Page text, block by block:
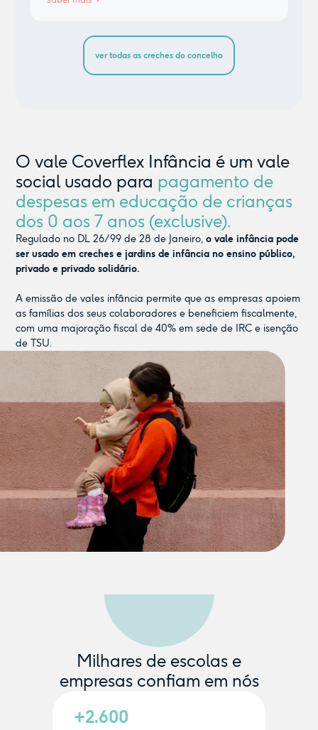
ver todas as creches do concelho
O vale Coverflex Infância é um vale
social usado para pagamento de
despesas em educação de crianças
dos 0 aos 7 anos (exclusive).
Regulado no DL 26/99 de 28 de Janeiro,o vale infância pode
ser usado em creches e jardins de infância no ensino público,
privado e privado solidário.
A emissão de vales infância permite que as empresas apoiem
as famílias dos seus colaboradores e beneficiem fiscalmente,
com uma majoração fiscal de 40% em sede de IRC e isenção
de TSU.
Milhares de escolas e
empresas confiam em nós
+2.600